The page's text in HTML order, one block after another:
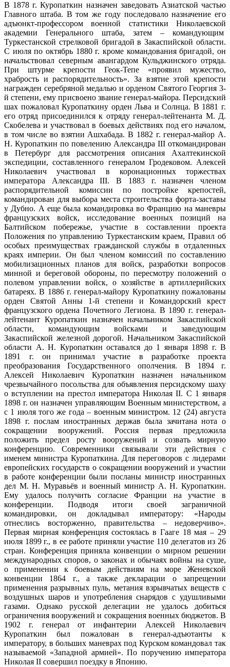
В 1878 г. Куропаткин назначен заведовать Азиатской частью
Главного штаба. В том же году последовало назначение его
адъюнкт-профессором военной статистики Николаевской
академии Генерального штаба, затем – командующим
Туркестанской стрелковой бригадой в Закаспийской области.
С июля по октябрь 1880 г. кроме командования бригадой, он
начальствовал северным авангардом Кульджинского отряда.
При штурме крепости Геок-Тепе «проявил мужество,
храбрость и распорядительность». За взятие этой крепости
награжден серебряной медалью и орденом Святого Георгия 3-
й степени, ему присвоено звание генерал-майора. Персидский
шах пожаловал Куропаткину орден Льва и Солнца. В 1881 г.
его отряд присоединился к отряду генерал-лейтенанта М. Д.
Скобелева и участвовал в боевых действиях под его началом,
в том числе во взятии Ашхабада. В 1882 г. генерал-майор А.
Н. Куропаткин по повелению Александра III откомандирован
в Петербург для рассмотрения описания Ахалтекинской
экспедиции, составленного генералом Гродековом. Алексей
Николаевич участвовал в коронационных торжествах
императора Александра III. В 1883 г. назначен членом
распорядительной комиссии по постройке крепостей,
командирован для выбора места строительства форта-заставы
у Дубно. А еще была командировка во Францию на маневры
французских войск, исследование военных позиций на
Балтийском побережье, участие в составлении проекта
Положения по управлению Туркестанским краем, Правил об
особых преимуществах гражданской службы в отдаленных
краях империи. Он был членом комиссий по составлению
мобилизационных планов для войск, разработки вопросов
минной и береговой обороны, по пересмотру положений о
полевом управлении войск, о хозяйстве в артиллерийских
батареях. В 1886 г. генерал-майору Куропаткину пожалованы
орден Святой Анны 1-й степени и Командорский крест
французского ордена Почетного Легиона. В 1890 г. генерал-
лейтенант Куропаткин назначен начальником Закаспийской
области, командующим войсками и заведующим
Закаспийской железной дорогой. Начальником Закаспийской
области А. Н. Куропаткин оставался до 1 января 1898 г. В
1891 г. он принимал участие в разработке проекта
преобразования Государственного ополчения. В 1894 г.
Алексей Николаевич Куропаткин назначен начальником
чрезвычайного посольства для объявления персидскому шаху
о вступлении на престол императора Николая II. С 1 января
1898 г. он назначен управляющим Военным министерством, а
с 1 июля того же года – военным министром. 12 (24) августа
1898 г. послам иностранных держав была зачитана нота о
сокращении вооружений. Россия первая предложила
положить предел росту вооружений и созвать мирную
конференцию. Современники связывали эти действия с
именем министра Куропаткина. Для переговоров с лидерами
европейских государств о сокращении вооружений и участии
в работе конференции были посланы министр иностранных
дел М. Н. Муравьёв и военный министр А. Н. Куропаткин.
Ему удалось получить согласие Франции на участие в
конференции. Подводя итоги своей заграничной
командировки, он докладывал императору: «Народы
отнеслись восторженно, правительства – недоверчиво».
Первая мирная конференция состоялась в Гааге 18 мая – 29
июля 1899 г., в ее работе приняли участие 110 делегатов из 26
стран. Конференция приняла конвенции о мирном решении
международных споров, о законах и обычаях войны на суше,
о применении к боевым действиям на море Женевской
конвенции 1864 г., а также декларации о запрещении
применения разрывных пуль, метания взрывчатых веществ с
воздушных шаров и употребления снарядов с удушливыми
газами. Однако русской делегации не удалось добиться
ограничения вооружений и сокращения военных бюджетов. В
1902 г. генерал от инфантерии Алексей Николаевич
Куропаткин был пожалован в генерал-адъютанты к
императору, в больших маневрах под Курском командовал так
называемой «Западной армией». По поручению императора
Николая II совершил поездку в Японию.